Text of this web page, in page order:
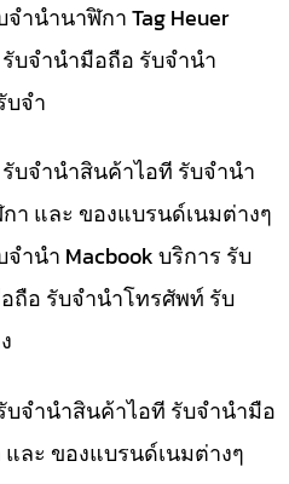
ำนำนาฬิกา Tag Heuer
บจำนำมือถือ รับจำนำ
จำ
บจำนำสินค้าไอที รับจำนำ
า และ ของแบรนด์เนมต่างๆ
ำนำ Macbook บริการ รับ
ถือ รับจำนำโทรศัพท์ รับ
บจำนำสินค้าไอที รับจำนำมือ
ละ ของแบรนด์เนมต่างๆ